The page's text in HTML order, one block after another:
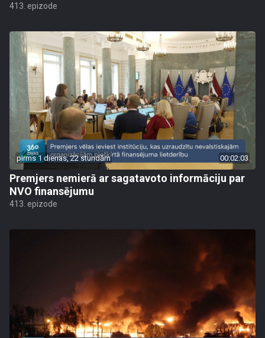
413. epizode
pirms 1 dienas, 22 stundām 00:02:03
Premjers nemierā ar sagatavoto informāciju par
NVO finansējumu
413. epizode